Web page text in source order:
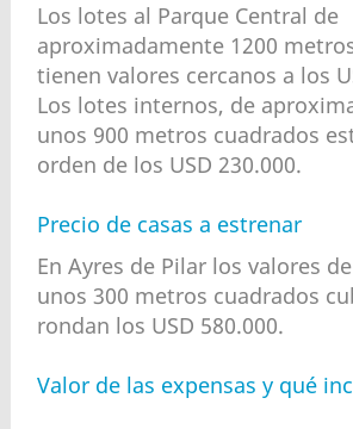
Los lotes al Parque Central de
aproximadamente 1200
tienen valores cercanos a los
Los lotes internos, de
unos 900 metros cuadrados
orden de los USD 230.000.
Precio de casas a estrenar
En Ayres de Pilar los valores
unos 300 metros cuadrados
rondan los USD 580.000.
Valor de las expensas y qué